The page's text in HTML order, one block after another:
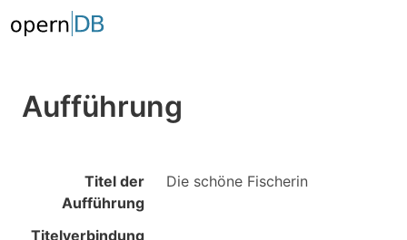
Aufführung
Titel der
Aufführung
Die schöne Fischerin
Titelverbindung